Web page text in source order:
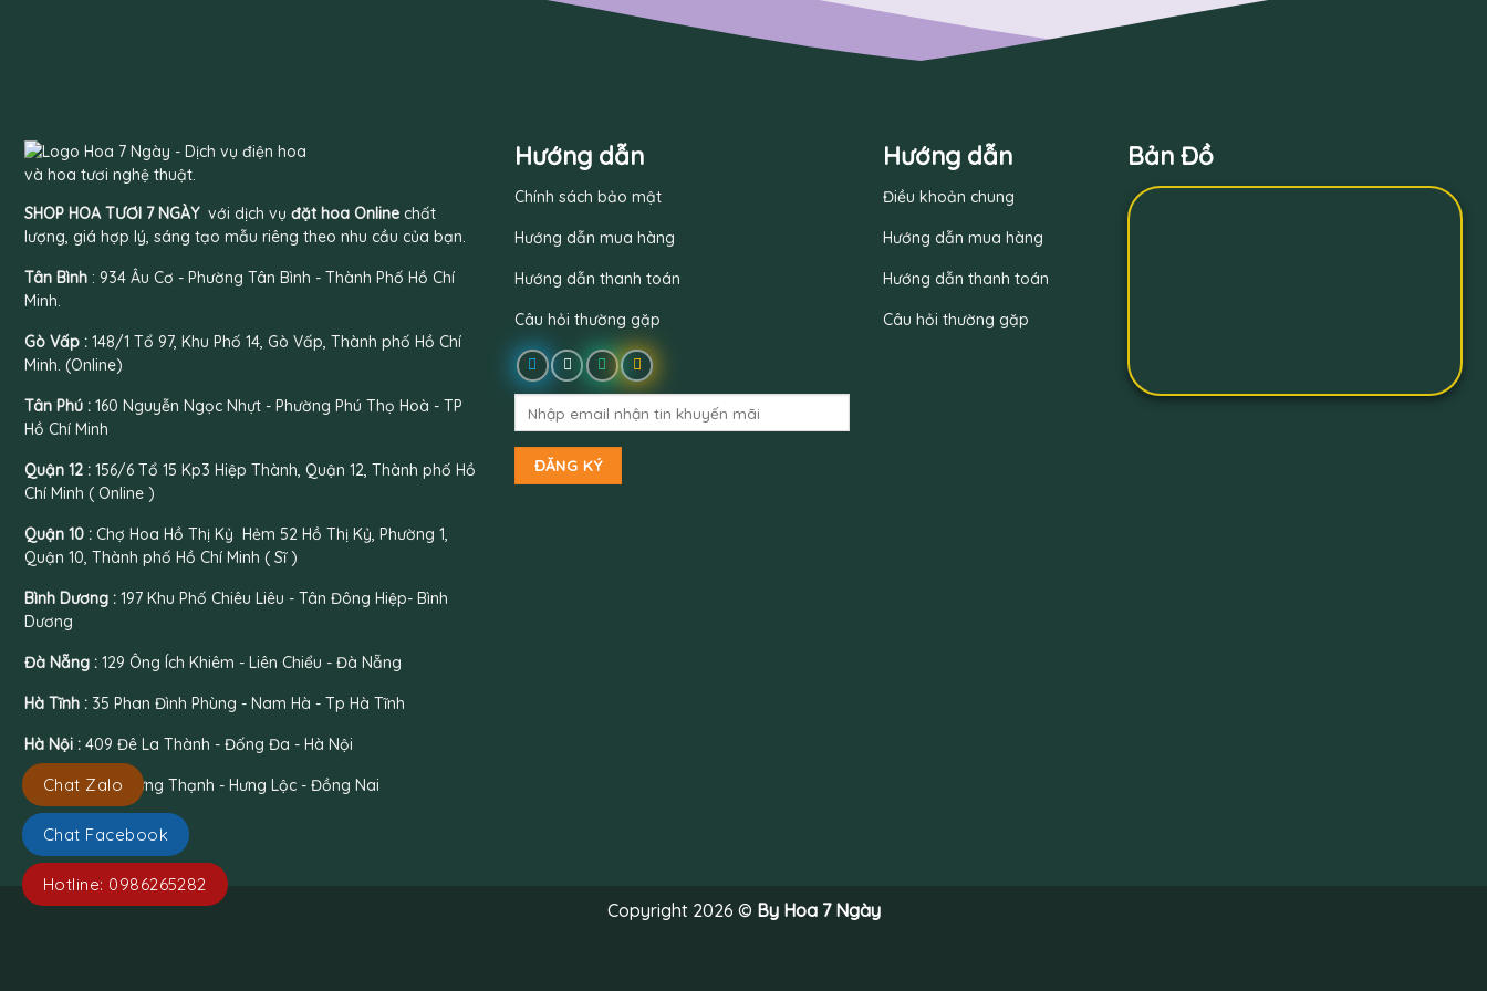
SHOP HOA TƯƠI 7 NGÀY với dịch vụ đặt hoa Online chất
lượng, giá hợp lý, sáng tạo mẫu riêng theo nhu cầu của bạn.
Tân Bình : 934 Âu Cơ - Phường Tân Bình - Thành Phố Hồ Chí
Minh.
Gò Vấp : 148/1 Tổ 97, Khu Phố 14, Gò Vấp, Thành phố Hồ Chí
Minh. (Online)
Tân Phú : 160 Nguyễn Ngọc Nhựt - Phường Phú Thọ Hoà - TP
Hồ Chí Minh
Quận 12 : 156/6 Tổ 15 Kp3 Hiệp Thành, Quận 12, Thành phố Hồ
Chí Minh ( Online )
Quận 10 : Chợ Hoa Hồ Thị Kỷ Hẻm 52 Hồ Thị Kỷ, Phường 1,
Quận 10, Thành phố Hồ Chí Minh ( Sĩ )
Bình Dương : 197 Khu Phố Chiêu Liêu - Tân Đông Hiệp- Bình
Dương
Đà Nẵng : 129 Ông Ích Khiêm - Liên Chiểu - Đà Nẵng
Hà Tĩnh : 35 Phan Đình Phùng - Nam Hà - Tp Hà Tĩnh
Hà Nội : 409 Đê La Thành - Đống Đa - Hà Nội
Đồng Nai :26 Hưng Thạnh - Hưng Lộc - Đồng Nai
Hướng dẫn
Chính sách bảo mật
Hướng dẫn mua hàng
Hướng dẫn thanh toán
Câu hỏi thường gặp
Hướng dẫn
Điều khoản chung
Hướng dẫn mua hàng
Hướng dẫn thanh toán
Câu hỏi thường gặp
Bản Đồ
Copyright 2026 © By Hoa 7 Ngày
Chat Zalo
Chat Facebook
Hotline: 0986265282